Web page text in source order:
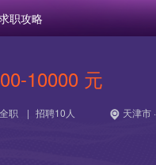
职攻略
10000 元
全职 | 招聘10人 天津市